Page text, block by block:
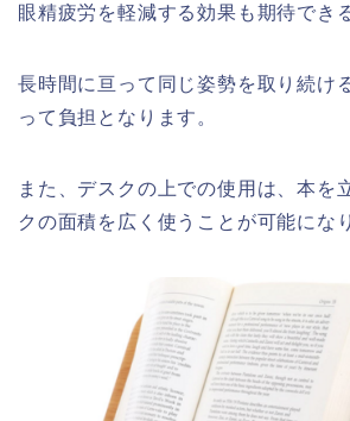
眼精疲労を軽減する効果も期待でき
長時間に亘って同じ姿勢を取り続け
って負担となります。
また、デスクの上での使用は、本を
クの面積を広く使うことが可能にな